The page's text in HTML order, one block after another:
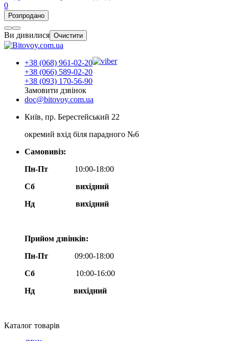
0
Розпродано
Ви дивилися Очистити
+38 (068) 961-02-20
+38 (066) 589-02-20
+38 (093) 170-56-90
Замовити дзвінок
doc@bitovoy.com.ua
Київ, пр. Берестейський 22
окремий вхід біля парадного №6
Самовивіз:
Пн-Пт
10:00-18:00
Сб
вихідний
Нд
вихідний
Прийом дзвінків:
Пн-Пт
09:00-18:00
Сб
10:00-16:00
Нд вихідний
Каталог товарів